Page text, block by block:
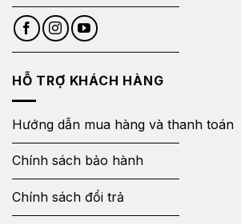
HỖ TRỢ KHÁCH HÀNG
Hướng dẫn mua hàng và thanh toán
Chính sách bảo hành
Chính sách đổi trả